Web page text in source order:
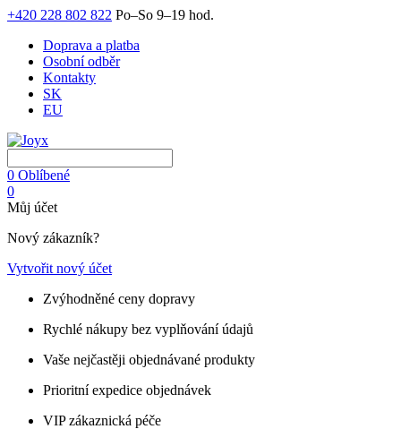
+420 228 802 822 Po–So 9–19 hod.
Doprava a platba
Osobní odběr
Kontakty
SK
EU
0 Oblíbené
0
Můj účet
Nový zákazník?
Vytvořit nový účet
Zvýhodněné ceny dopravy
Rychlé nákupy bez vyplňování údajů
Vaše nejčastěji objednávané produkty
Prioritní expedice objednávek
VIP zákaznická péče